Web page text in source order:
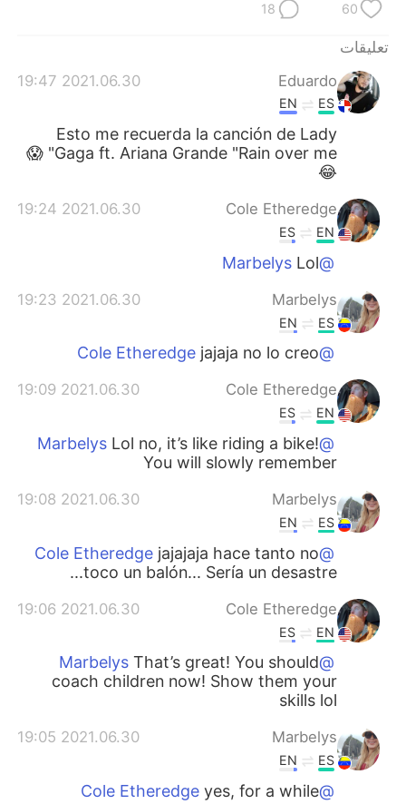
Indonesia
Türkçe Tiếng Việt
60
18
تعليقات
Eduardo
2021.06.30 19:47
ES
EN
Esto me recuerda la canción de Lady
Gaga ft. Ariana Grande "Rain over me" 😱
😂
Cole Etheredge
2021.06.30 19:24
EN
ES
@Marbelys
Lol
Marbelys
2021.06.30 19:23
ES
EN
@Cole Etheredge
jajaja no lo creo
Cole Etheredge
2021.06.30 19:09
EN
ES
@Marbelys
Lol no, it’s like riding a bike!
You will slowly remember
Marbelys
2021.06.30 19:08
ES
EN
@Cole Etheredge
jajajaja hace tanto no
toco un balón... Sería un desastre...
Cole Etheredge
2021.06.30 19:06
EN
ES
@Marbelys
That’s great! You should
coach children now! Show them your
skills lol
Marbelys
2021.06.30 19:05
ES
EN
@Cole Etheredge
yes, for a while